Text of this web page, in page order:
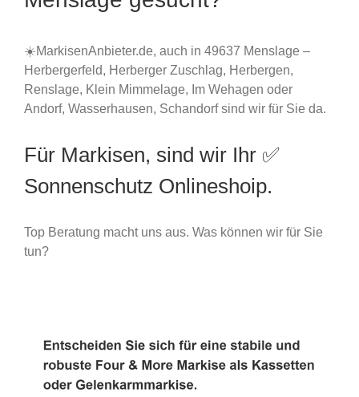
☀️MarkisenAnbieter.de, auch in 49637 Menslage –
Herbergerfeld, Herberger Zuschlag, Herbergen,
Renslage, Klein Mimmelage, Im Wehagen oder
Andorf, Wasserhausen, Schandorf sind wir für Sie da.
Für Markisen, sind wir Ihr ✅
Sonnenschutz Onlineshoip.
Top Beratung macht uns aus. Was können wir für Sie
tun?